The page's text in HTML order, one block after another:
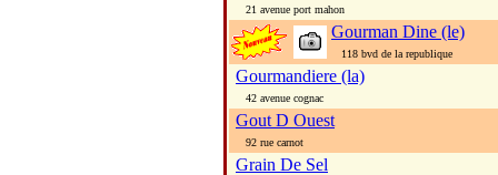
21 avenue port mahon
Gourman Dine (le)
118 bvd de la republique
Gourmandiere (la)
42 avenue cognac
Gout D Ouest
92 rue carnot
Grain De Sel